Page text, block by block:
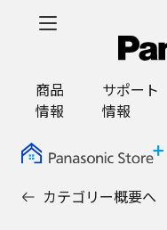
商品
情報
サポート
情報
カテゴリー概要へ